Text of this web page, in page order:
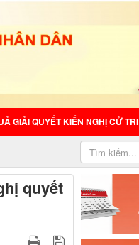
GIẢI QUYẾT KIẾN NGHỊ CỬ TRI
quyết